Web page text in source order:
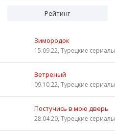
Рейтинг
Зимородок
15.09.22, Турецкие сериалы
Ветреный
09.10.22, Турецкие сериалы
Постучись в мою дверь
28.04.20, Турецкие сериалы